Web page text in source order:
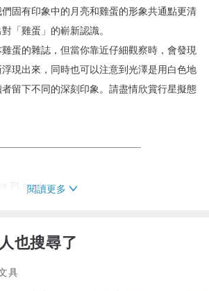
固有印象中的月亮和雞蛋的形象共通點更清
「雞蛋」的嶄新認識。
蛋的雜誌，但當你靠近仔細觀察時，會發現
現出來，同時也可以注意到光澤是用白色地
留下不同的深刻印象。請盡情欣賞行星擬態
PLanets
x H 297 mm )
閱讀更多
也搜尋了
具